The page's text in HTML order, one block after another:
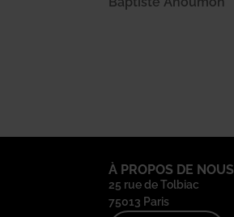
À PROPOS DE NOUS
25 rue de Tolbiac
75013 Paris